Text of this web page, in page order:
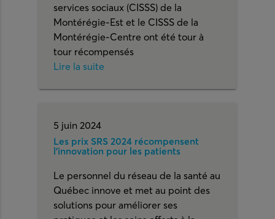
services sociaux (CISSS) de la
Montérégie-Est et le CISSS de la
Montérégie-Centre ont été tour à
tour récompensés
Lire la suite
5 juin 2024
Les prix SRS 2024 récompensent
l’innovation pour les patients
Le personnel du réseau de la santé au
Québec innove et met au point des
solutions pour améliorer ses